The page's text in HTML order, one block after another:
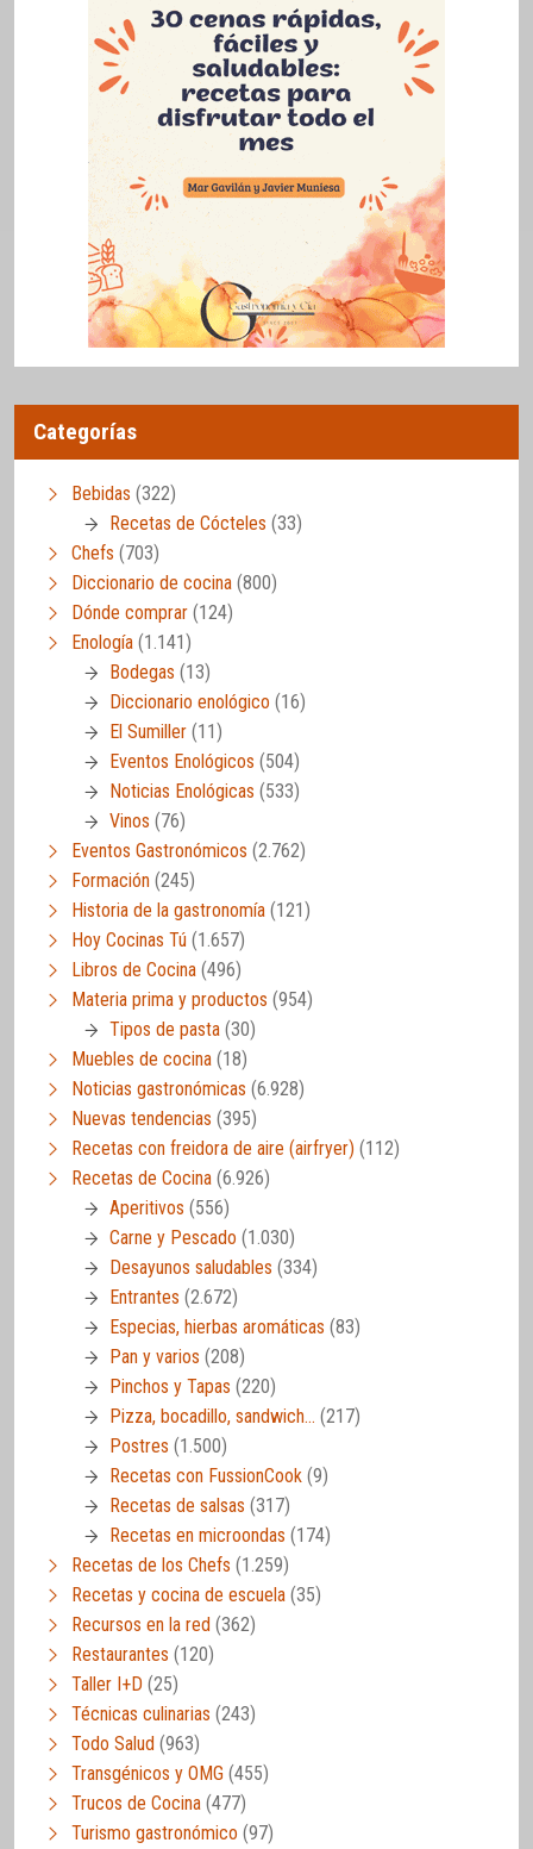
Categorías
Bebidas (322)
Recetas de Cócteles (33)
Chefs (703)
Diccionario de cocina (800)
Dónde comprar (124)
Enología (1.141)
Bodegas (13)
Diccionario enológico (16)
El Sumiller (11)
Eventos Enológicos (504)
Noticias Enológicas (533)
Vinos (76)
Eventos Gastronómicos (2.762)
Formación (245)
Historia de la gastronomía (121)
Hoy Cocinas Tú (1.657)
Libros de Cocina (496)
Materia prima y productos (954)
Tipos de pasta (30)
Muebles de cocina (18)
Noticias gastronómicas (6.928)
Nuevas tendencias (395)
Recetas con freidora de aire (airfryer) (112)
Recetas de Cocina (6.926)
Aperitivos (556)
Carne y Pescado (1.030)
Desayunos saludables (334)
Entrantes (2.672)
Especias, hierbas aromáticas (83)
Pan y varios (208)
Pinchos y Tapas (220)
Pizza, bocadillo, sandwich… (217)
Postres (1.500)
Recetas con FussionCook (9)
Recetas de salsas (317)
Recetas en microondas (174)
Recetas de los Chefs (1.259)
Recetas y cocina de escuela (35)
Recursos en la red (362)
Restaurantes (120)
Taller I+D (25)
Técnicas culinarias (243)
Todo Salud (963)
Transgénicos y OMG (455)
Trucos de Cocina (477)
Turismo gastronómico (97)